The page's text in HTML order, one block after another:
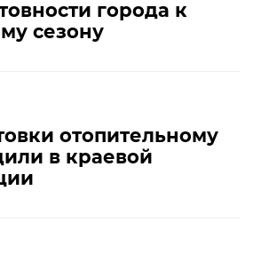
города к
сезону
отопительному
в краевой